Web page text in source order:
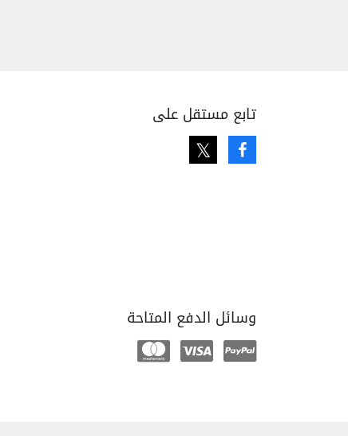
تابع مستقل على
Facebook
Twitter
وسائل الدفع المتاحة
Paypal
Visa